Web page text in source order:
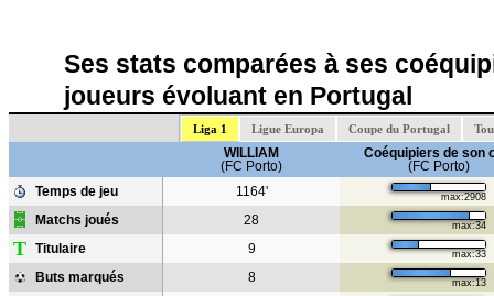
Ses stats comparées à ses
joueurs évoluant en Portugal
Liga 1 Ligue Europa Coupe du Portugal
WILLIAM
(FC Porto)
Coéquipiers de son
(FC Porto)
Temps de jeu
1164' max:2908
Matchs joués 28 max:34
T Titulaire 9 max:33
Buts marqués 8 max:13